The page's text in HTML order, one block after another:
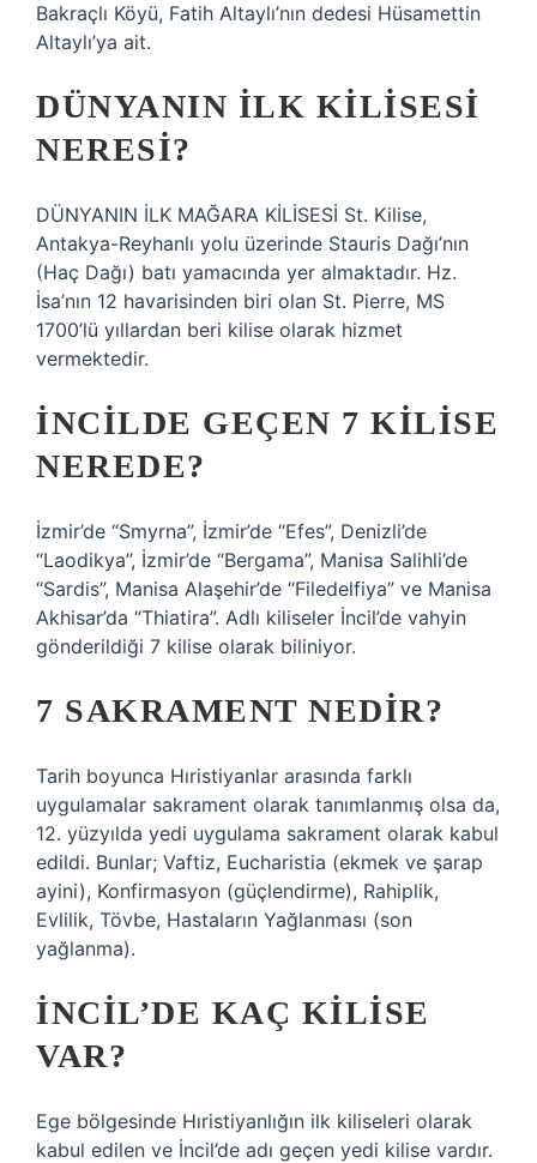
Bakraçlı Köyü, Fatih Altaylı’nın dedesi Hüsamettin
Altaylı’ya ait.
DÜNYANIN ILK KILISESI
NERESI?
DÜNYANIN İLK MAĞARA KİLİSESİ St. Kilise,
Antakya-Reyhanlı yolu üzerinde Stauris Dağı’nın
(Haç Dağı) batı yamacında yer almaktadır. Hz.
İsa’nın 12 havarisinden biri olan St. Pierre, MS
1700’lü yıllardan beri kilise olarak hizmet
vermektedir.
İNCILDE GEÇEN 7 KILISE
NEREDE?
İzmir’de “Smyrna”, İzmir’de “Efes”, Denizli’de
“Laodikya”, İzmir’de “Bergama”, Manisa Salihli’de
“Sardis”, Manisa Alaşehir’de “Filedelfiya” ve Manisa
Akhisar’da “Thiatira”. Adlı kiliseler İncil’de vahyin
gönderildiği 7 kilise olarak biliniyor.
7 SAKRAMENT NEDIR?
Tarih boyunca Hıristiyanlar arasında farklı
uygulamalar sakrament olarak tanımlanmış olsa da,
12. yüzyılda yedi uygulama sakrament olarak kabul
edildi. Bunlar; Vaftiz, Eucharistia (ekmek ve şarap
ayini), Konfirmasyon (güçlendirme), Rahiplik,
Evlilik, Tövbe, Hastaların Yağlanması (son
yağlanma).
İNCIL’DE KAÇ KILISE
VAR?
Ege bölgesinde Hıristiyanlığın ilk kiliseleri olarak
kabul edilen ve İncil’de adı geçen yedi kilise vardır.